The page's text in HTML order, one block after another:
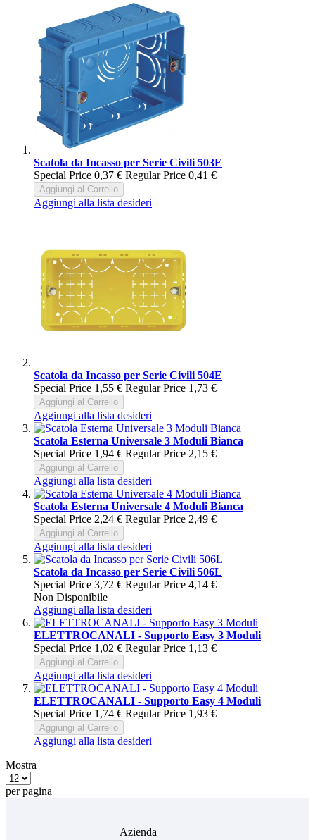
Scatola da Incasso per Serie Civili 503E
Special Price 0,37 € Regular Price 0,41 €
Aggiungi al Carrello
Aggiungi alla lista desideri
Scatola da Incasso per Serie Civili 504E
Special Price 1,55 € Regular Price 1,73 €
Aggiungi al Carrello
Aggiungi alla lista desideri
Scatola Esterna Universale 3 Moduli Bianca
Special Price 1,94 € Regular Price 2,15 €
Aggiungi al Carrello
Aggiungi alla lista desideri
Scatola Esterna Universale 4 Moduli Bianca
Special Price 2,24 € Regular Price 2,49 €
Aggiungi al Carrello
Aggiungi alla lista desideri
Scatola da Incasso per Serie Civili 506L
Special Price 3,72 € Regular Price 4,14 €
Non Disponibile
Aggiungi alla lista desideri
ELETTROCANALI - Supporto Easy 3 Moduli
Special Price 1,02 € Regular Price 1,13 €
Aggiungi al Carrello
Aggiungi alla lista desideri
ELETTROCANALI - Supporto Easy 4 Moduli
Special Price 1,74 € Regular Price 1,93 €
Aggiungi al Carrello
Aggiungi alla lista desideri
Mostra
per pagina
Azienda